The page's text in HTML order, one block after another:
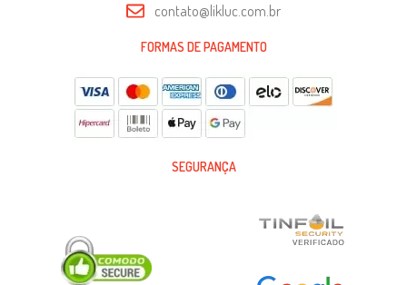
contato@likluc.com.br
FORMAS DE PAGAMENTO
SEGURANÇA